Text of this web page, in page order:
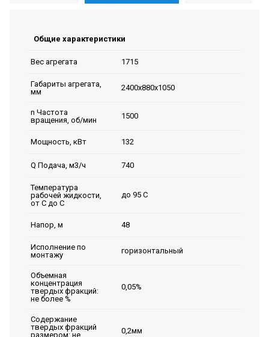
Общие характеристики
Вес агрегата 1715
Габариты агрегата,
мм
2400х880х1050
n Частота
вращения, об/мин
1500
Мощность, кВт 132
Q Подача, м3/ч 740
Температура
рабочей жидкости,
от С до С
до 95 С
Напор, м 48
Исполнение по
монтажу
горизонтальный
Объемная
концентрация
твердых фракций:
не более %
0,05%
Содержание
твердых фракций
размером: не
0,2мм